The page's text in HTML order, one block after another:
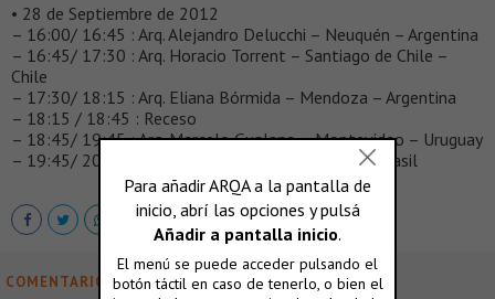
• 28 de Septiembre de 2012
– 16:00/ 16:45 : Arq. Alejandro Delucchi – Neuquén – Argentina
– 16:45/ 17:30 : Arq. Horacio Torrent – Santiago de Chile –
Chile
– 17:30/ 18:15 : Arq. Eliana Bórmida – Mendoza – Argentina
– 18:15 / 18:45 : Receso
– 18:45/ 19:45 : Arq. Marcelo Gualano – Montevideo – Uruguay
– 19:45/ 20:30 : Arq. Angelo Bucci – Sao Pablo – Brasil
COMENTARIOS